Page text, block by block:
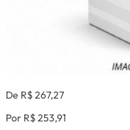
De R$ 267,27
Por R$ 253,91